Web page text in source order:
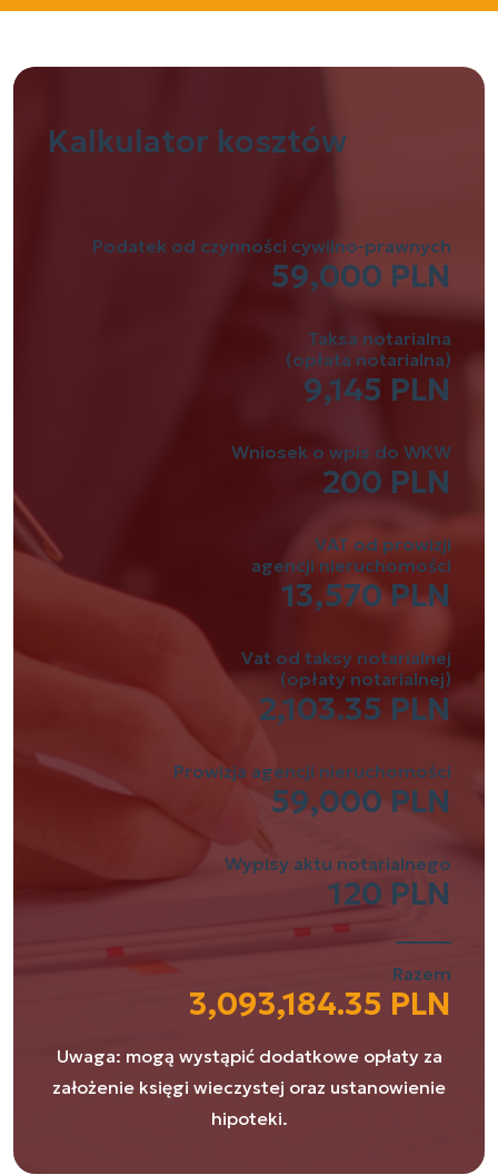
Kalkulator kosztów
Podatek od czynności cywilno-prawnych
59,000 PLN
Taksa notarialna
(opłata notarialna)
9,145 PLN
Wniosek o wpis do WKW
200 PLN
VAT od prowizji
agencji nieruchomości
13,570 PLN
Vat od taksy notarialnej
(opłaty notarialnej)
2,103.35 PLN
Prowizja agencji nieruchomości
59,000 PLN
Wypisy aktu notarialnego
120 PLN
Razem
3,093,184.35 PLN
Uwaga: mogą wystąpić dodatkowe opłaty za
założenie księgi wieczystej oraz ustanowienie
hipoteki.